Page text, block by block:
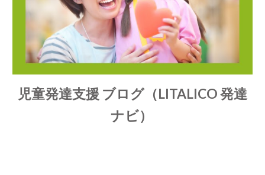
児童発達支援 ブログ（LITALICO 発達
ナビ）